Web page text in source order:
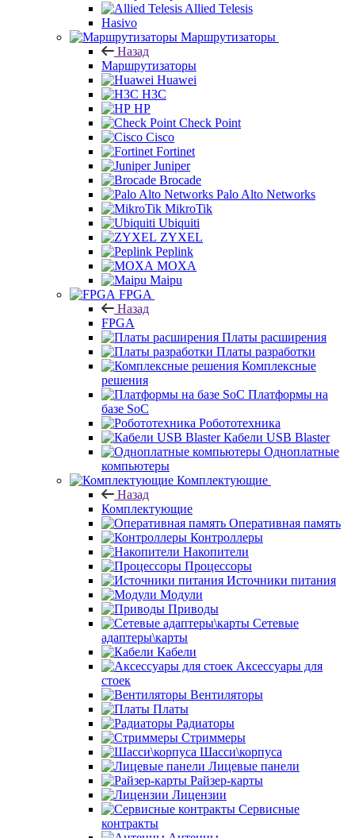
Allied Telesis
Hasivo
Маршрутизаторы
Назад
Маршрутизаторы
Huawei
H3C
HP
Check Point
Cisco
Fortinet
Juniper
Brocade
Palo Alto Networks
MikroTik
Ubiquiti
ZYXEL
Peplink
MOXA
Maipu
FPGA
Назад
FPGA
Платы расширения
Платы разработки
Комплексные
решения
Платформы на
базе SoC
Робототехника
Кабели USB Blaster
Одноплатные
компьютеры
Комплектующие
Назад
Комплектующие
Оперативная память
Контроллеры
Накопители
Процессоры
Источники питания
Модули
Приводы
Сетевые
адаптеры\карты
Кабели
Аксессуары для
стоек
Вентиляторы
Платы
Радиаторы
Стриммеры
Шасси\корпуса
Лицевые панели
Райзер-карты
Лицензии
Сервисные
контракты